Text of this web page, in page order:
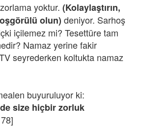
yoktur. (Kolaylaştırın,
olun) deniyor. Sarhoş
içilemez mi? Tesettüre tam
Namaz yerine fakir
seyrederken koltukta namaz
buyuruluyor ki:
size hiçbir zorluk